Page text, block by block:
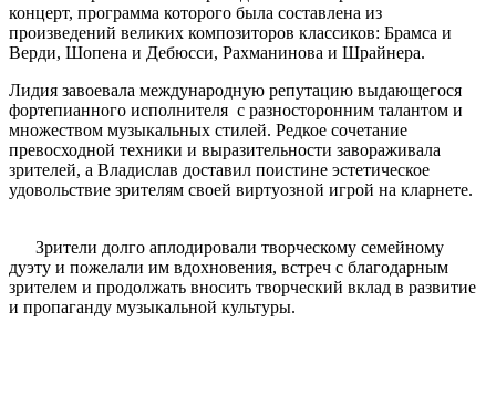
концерт, программа которого была составлена из
произведений великих композиторов классиков: Брамса и
Верди, Шопена и Дебюсси, Рахманинова и Шрайнера.
Лидия завоевала международную репутацию выдающегося
фортепианного исполнителя с разносторонним талантом и
множеством музыкальных стилей. Редкое сочетание
превосходной техники и выразительности завораживала
зрителей, а Владислав доставил поистине эстетическое
удовольствие зрителям своей виртуозной игрой на кларнете.
Зрители долго аплодировали творческому семейному
дуэту и пожелали им вдохновения, встреч с благодарным
зрителем и продолжать вносить творческий вклад в развитие
и пропаганду музыкальной культуры.